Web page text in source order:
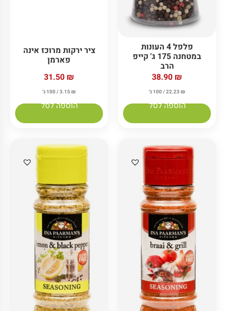
פלפל 4 העונות
במטחנה 175 ג' קייפ
הרב
38.90 ₪
22.23 ₪ / 100 ג׳
הוספה לסל
ציר ירקות מרוכז אינה
פארמן
31.50 ₪
3.15₪ / 100 ג׳
הוספה לסל